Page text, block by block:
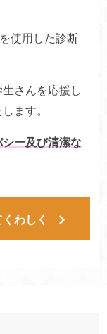
を使用した診断
さんを応援し
ます。
シー及び清潔な
わしく